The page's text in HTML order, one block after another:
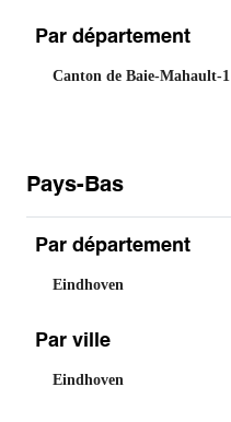
Par département
Canton de Baie-Mahault-1
Pays-Bas
Par département
Eindhoven
Par ville
Eindhoven